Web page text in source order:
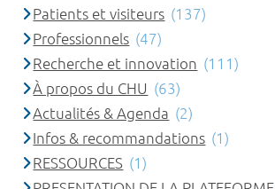
Patients et visiteurs (137)
Professionnels (47)
Recherche et innovation (111)
À propos du CHU (63)
Actualités & Agenda (2)
Infos & recommandations (1)
RESSOURCES (1)